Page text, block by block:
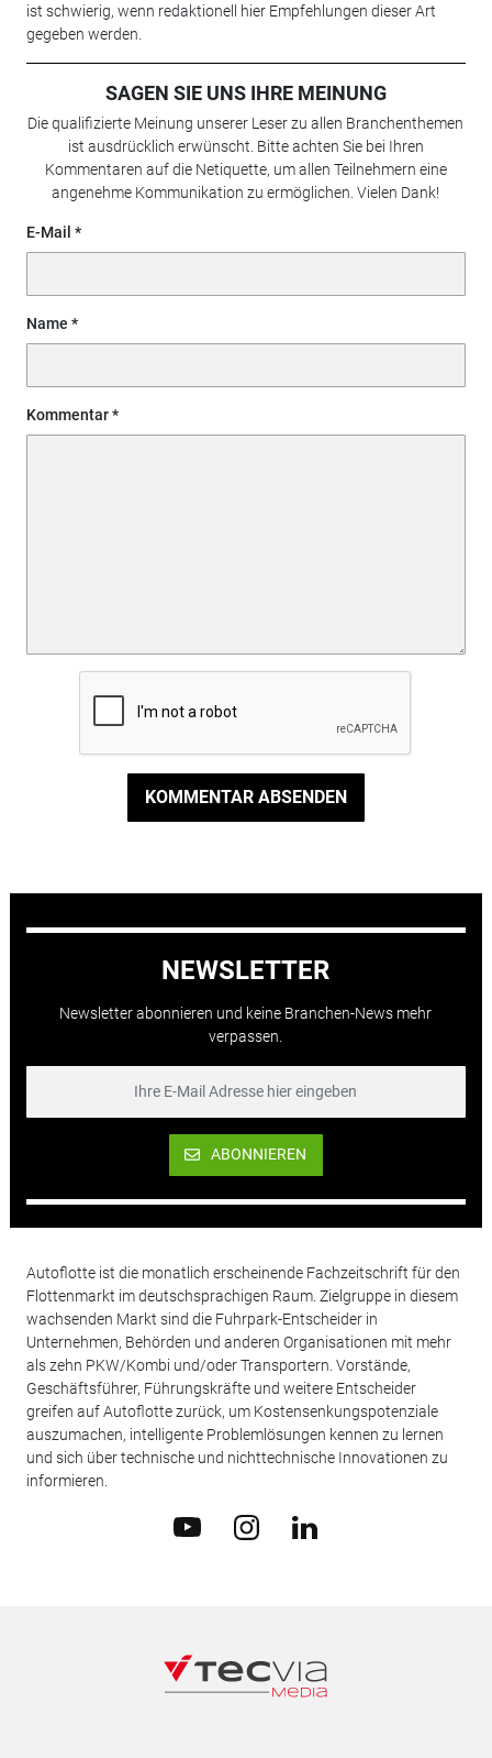
ist schwierig, wenn redaktionell hier Empfehlungen dieser Art
gegeben werden.
SAGEN SIE UNS IHRE MEINUNG
Die qualifizierte Meinung unserer Leser zu allen Branchenthemen
ist ausdrücklich erwünscht. Bitte achten Sie bei Ihren
Kommentaren auf die Netiquette, um allen Teilnehmern eine
angenehme Kommunikation zu ermöglichen. Vielen Dank!
E-Mail
Name
Kommentar
KOMMENTAR ABSENDEN
NEWSLETTER
Newsletter abonnieren und keine Branchen-News mehr
verpassen.
ABONNIEREN
Autoflotte ist die monatlich erscheinende Fachzeitschrift für den
Flottenmarkt im deutschsprachigen Raum. Zielgruppe in diesem
wachsenden Markt sind die Fuhrpark-Entscheider in
Unternehmen, Behörden und anderen Organisationen mit mehr
als zehn PKW/Kombi und/oder Transportern. Vorstände,
Geschäftsführer, Führungskräfte und weitere Entscheider
greifen auf Autoflotte zurück, um Kostensenkungspotenziale
auszumachen, intelligente Problemlösungen kennen zu lernen
und sich über technische und nichttechnische Innovationen zu
informieren.